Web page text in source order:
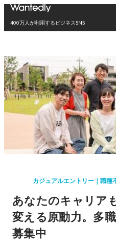
400万人が利用するビジネスSNS
カジュアルエントリー｜職種
あなたのキャリア
変える原動力。多
募集中